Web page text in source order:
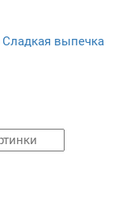
Сладкая выпечка